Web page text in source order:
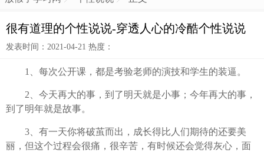
很有道理的个性说说-穿透人心的冷酷个性说说
发表时间：2021-04-21 热度：
1、每次公开课，都是考验老师的演技和学生的装逼。
2、今天再大的事，到了明天就是小事；今年再大的事，
到了明年就是故事。
3、有一天你将破茧而出，成长得比人们期待的还要美
丽，但这个过程会很痛，很辛苦，有时候还会觉得灰心，面